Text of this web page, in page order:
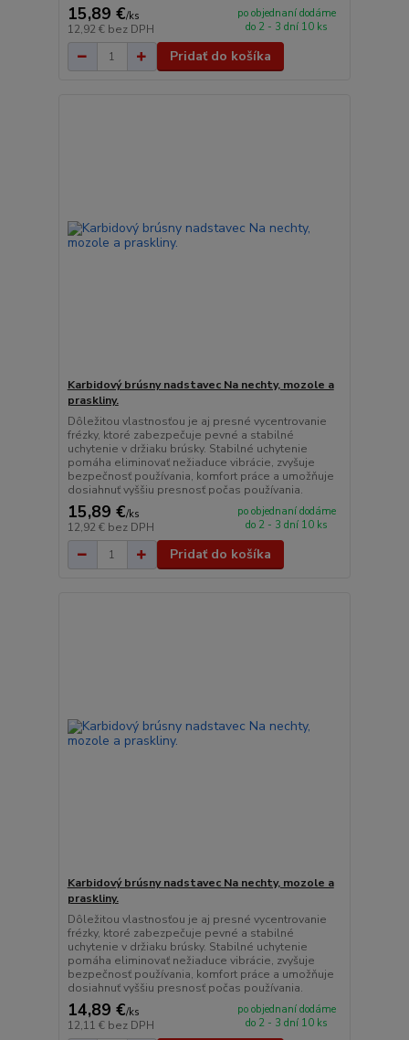
15,89 €/ks
12,92 € bez DPH
po objednaní dodáme
do 2 - 3 dní 10 ks
Pridať do košíka
Karbidový brúsny nadstavec Na nechty, mozole a
praskliny.
Dôležitou vlastnosťou je aj presné vycentrovanie
frézky, ktoré zabezpečuje pevné a stabilné
uchytenie v držiaku brúsky. Stabilné uchytenie
pomáha eliminovať nežiaduce vibrácie, zvyšuje
bezpečnosť používania, komfort práce a umožňuje
dosiahnuť vyššiu presnosť počas používania.
15,89 €/ks
12,92 € bez DPH
po objednaní dodáme
do 2 - 3 dní 10 ks
Pridať do košíka
Karbidový brúsny nadstavec Na nechty, mozole a
praskliny.
Dôležitou vlastnosťou je aj presné vycentrovanie
frézky, ktoré zabezpečuje pevné a stabilné
uchytenie v držiaku brúsky. Stabilné uchytenie
pomáha eliminovať nežiaduce vibrácie, zvyšuje
bezpečnosť používania, komfort práce a umožňuje
dosiahnuť vyššiu presnosť počas používania.
14,89 €/ks
12,11 € bez DPH
po objednaní dodáme
do 2 - 3 dní 10 ks